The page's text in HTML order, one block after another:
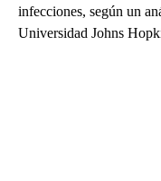
infecciones, según un
Universidad Johns